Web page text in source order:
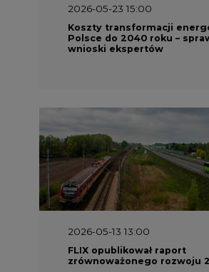
2026-05-23 15:00
Koszty transformacji
Polsce do 2040 roku –
wnioski ekspertów
2026-05-13 13:00
FLIX opublikował raport
zrównoważonego rozwoju